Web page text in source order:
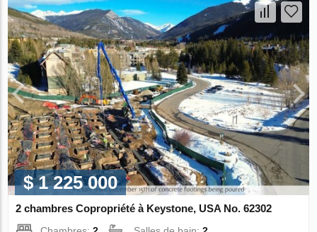
$ 1 225 000
2 chambres Copropriété à Keystone, USA No. 62302